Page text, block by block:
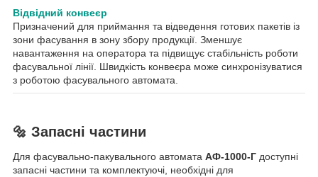
Відвідний конвеєр
Призначений для приймання та відведення готових пакетів із
зони фасування в зону збору продукції. Зменшує
навантаження на оператора та підвищує стабільність роботи
фасувальної лінії. Швидкість конвеєра може синхронізуватися
з роботою фасувального автомата.
🔩 Запасні частини
Для фасувально-пакувального автомата АФ-1000-Г доступні
запасні частини та комплектуючі, необхідні для